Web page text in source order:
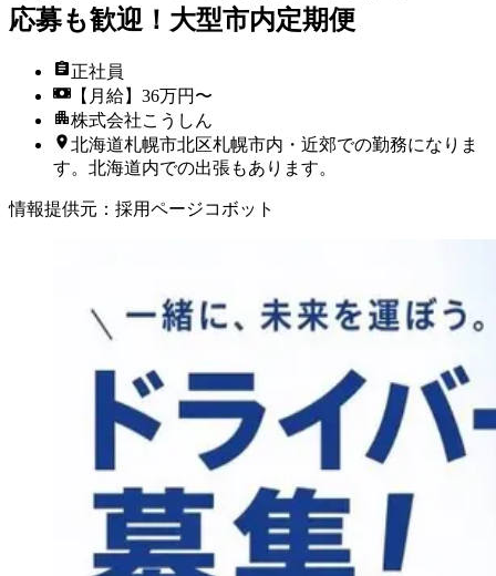
応募も歓迎！大型市内定期便
正社員
【月給】36万円〜
株式会社こうしん
北海道札幌市北区札幌市内・近郊での勤務になりま
す。北海道内での出張もあります。
情報提供元 ： 採用ページコボット